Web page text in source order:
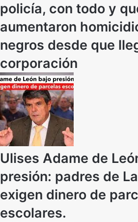
policía, con todo y
aumentaron
negros desde que
corporación
Ulises Adame de
presión: padres de
exigen dinero de
escolares.